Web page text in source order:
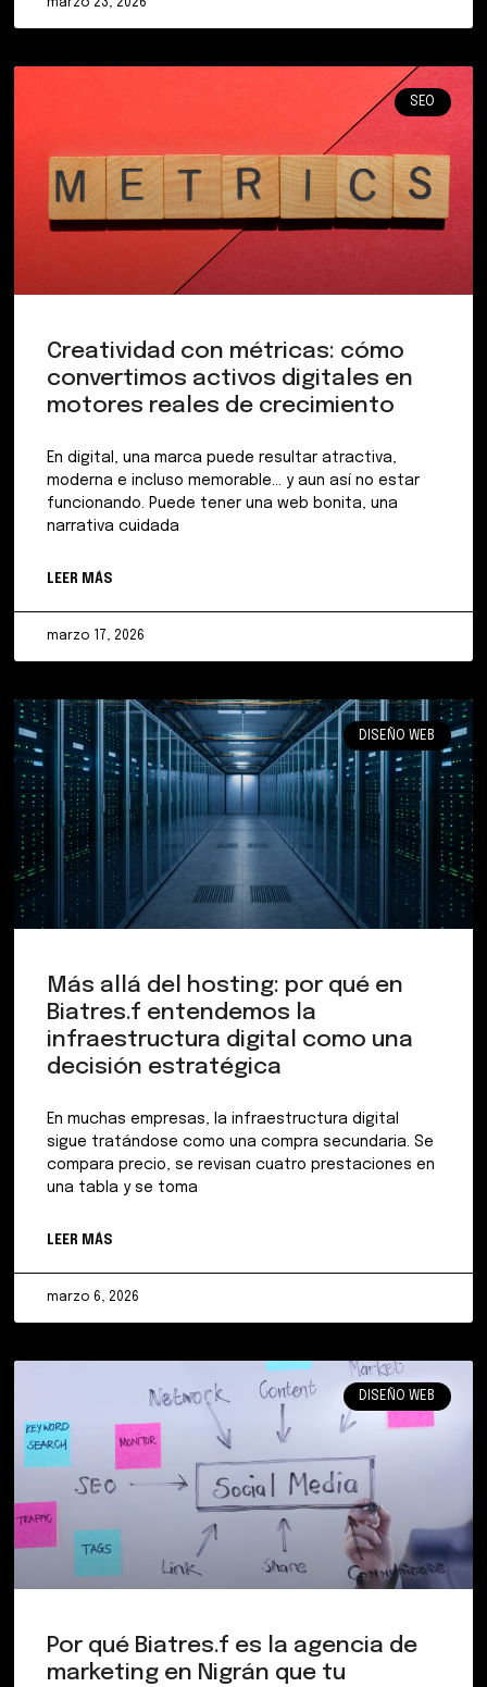
marzo 23, 2026
SEO
Creatividad con métricas: cómo
convertimos activos digitales en
motores reales de crecimiento
En digital, una marca puede resultar atractiva,
moderna e incluso memorable… y aun así no estar
funcionando. Puede tener una web bonita, una
narrativa cuidada
LEER MÁS
marzo 17, 2026
DISEÑO WEB
Más allá del hosting: por qué en
Biatres.f entendemos la
infraestructura digital como una
decisión estratégica
En muchas empresas, la infraestructura digital
sigue tratándose como una compra secundaria. Se
compara precio, se revisan cuatro prestaciones en
una tabla y se toma
LEER MÁS
marzo 6, 2026
DISEÑO WEB
Por qué Biatres.f es la agencia de
marketing en Nigrán que tu